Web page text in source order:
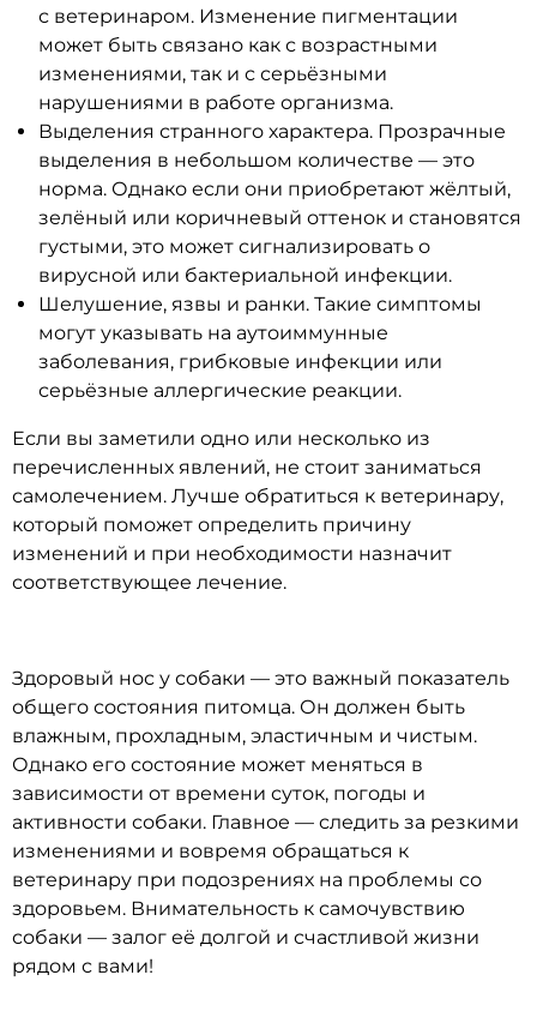
с ветеринаром. Изменение пигментации
может быть связано как с возрастными
изменениями, так и с серьёзными
нарушениями в работе организма.
Выделения странного характера. Прозрачные
выделения в небольшом количестве — это
норма. Однако если они приобретают жёлтый,
зелёный или коричневый оттенок и становятся
густыми, это может сигнализировать о
вирусной или бактериальной инфекции.
Шелушение, язвы и ранки. Такие симптомы
могут указывать на аутоиммунные
заболевания, грибковые инфекции или
серьёзные аллергические реакции.
Если вы заметили одно или несколько из
перечисленных явлений, не стоит заниматься
самолечением. Лучше обратиться к ветеринару,
который поможет определить причину
изменений и при необходимости назначит
соответствующее лечение.
Здоровый нос у собаки — это важный показатель
общего состояния питомца. Он должен быть
влажным, прохладным, эластичным и чистым.
Однако его состояние может меняться в
зависимости от времени суток, погоды и
активности собаки. Главное — следить за резкими
изменениями и вовремя обращаться к
ветеринару при подозрениях на проблемы со
здоровьем. Внимательность к самочувствию
собаки — залог её долгой и счастливой жизни
рядом с вами!